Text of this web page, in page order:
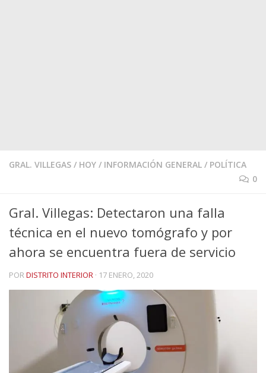
GRAL. VILLEGAS / HOY / INFORMACIÓN GENERAL / POLÍTICA
0
Gral. Villegas: Detectaron una falla
técnica en el nuevo tomógrafo y por
ahora se encuentra fuera de servicio
PORDISTRITO INTERIOR · 17 ENERO, 2020